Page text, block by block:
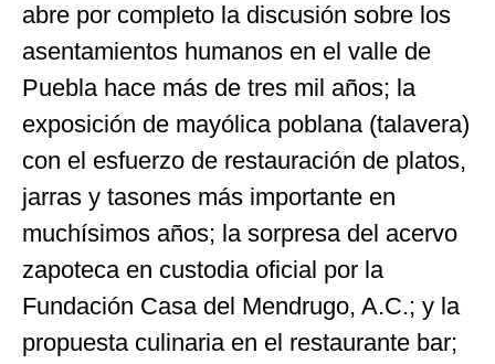
abre por completo la discusión sobre los
asentamientos humanos en el valle de
Puebla hace más de tres mil años; la
exposición de mayólica poblana (talavera)
con el esfuerzo de restauración de platos,
jarras y tasones más importante en
muchísimos años; la sorpresa del acervo
zapoteca en custodia oficial por la
Fundación Casa del Mendrugo, A.C.; y la
propuesta culinaria en el restaurante bar;